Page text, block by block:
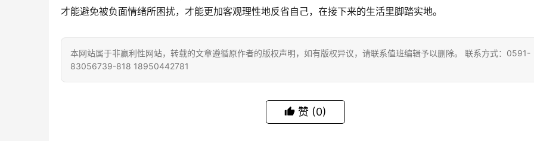
才能避免被负面情绪所困扰，才能更加客观理性地反省自己，在接下来的生活里脚踏实地。
本网站属于非赢利性网站，转载的文章遵循原作者的版权声明，如有版权异议，请联系值班编辑予以删除。 联系方式：0591-
83056739-818 18950442781
赞 (0)